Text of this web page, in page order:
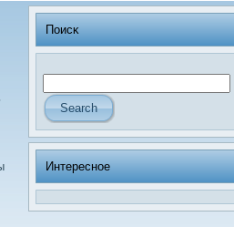
Поисκ
Интересное